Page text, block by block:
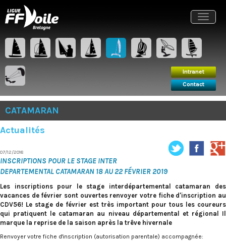
CATAMARAN
Actualités
07/12/2018
INSCRIPTIONS POUR LE STAGE INTER
DEPARTEMENTAL CATAMARAN 18 AU 22 FÉVRIER 2019
Les inscriptions pour le stage interdépartemental catamaran des
vacances de février sont ouvertes renvoyer votre fiche d'inscription au
CDV56! Le stage de février est très important pour tous les coureurs
qui pratiquent le catamaran au niveau départemental et régional Il
marque la reprise de la saison après la trêve hivernale
Renvoyer votre fiche d'inscription (autorisation parentale) accompagnée:
Intranet
Contact
Intranet
Toggle